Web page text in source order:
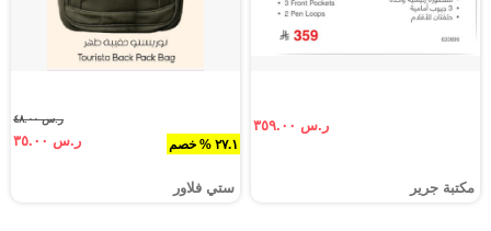
ر.س ٣٥٩.٠٠
مكتبة جرير
٢٧.١ % خصم
ر.س ٤٨.٠٠
ر.س ٣٥.٠٠
ستي فلاور